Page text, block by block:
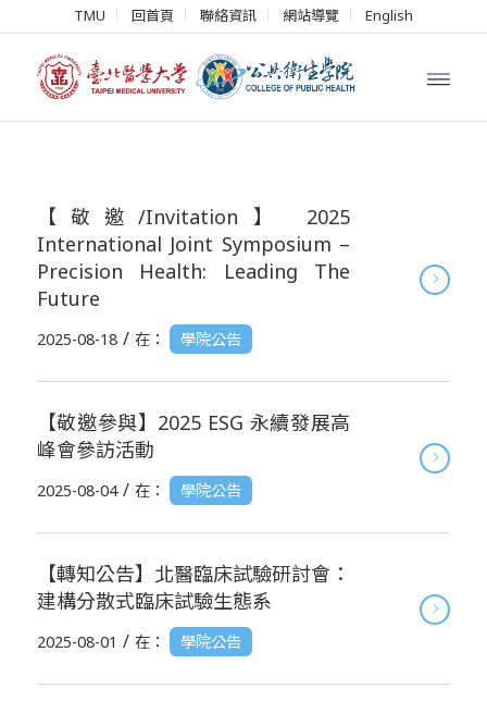
TMU 回首頁 聯絡資訊 網站導覽 English
【敬邀/Invitation】 2025
International Joint Symposium –
Precision Health: Leading The
Future
2025-08-18 / 在： 學院公告
【敬邀參與】2025 ESG 永續發展高
峰會參訪活動
2025-08-04 / 在： 學院公告
【轉知公告】北醫臨床試驗研討會：
建構分散式臨床試驗生態系
2025-08-01 / 在： 學院公告